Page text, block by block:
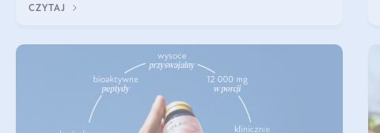
CZYTAJ